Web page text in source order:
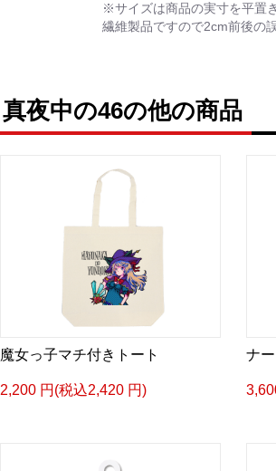
※サイズは商品の実寸を平置
繊維製品ですので2cm前後の
真夜中の46の他の商品
魔女っ子マチ付きトート
2,200 円(税込2,420 円)
ナ